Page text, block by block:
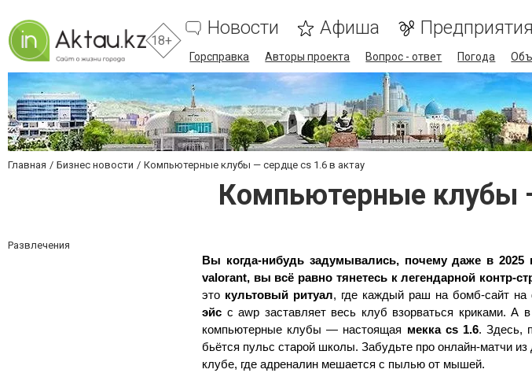
18+
Новости Афиша Предприятия
Горсправка Авторы проекта Вопрос - ответ Погода
Главная Бизнес новости Компьютерные клубы — сердце cs 1.6 в актау
Компьютерные клубы
Развлечения
Вы когда-нибудь задумывались, почему даже в
valorant, вы всё равно тянетесь к легендарной контр-
это культовый ритуал
эйс с awp заставляет весь клуб взорваться криками. А
компьютерные клубы — настоящая мекка cs 1.6. Здесь,
бьётся пульс старой школы. Забудьте про онлайн-матчи
клубе, где адреналин мешается с пылью от мышей.